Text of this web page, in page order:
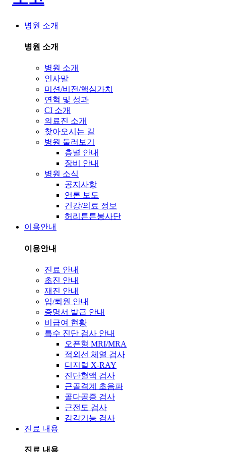
병원 소개
병원 소개
병원 소개
인사말
미션/비전/핵심가치
연혁 및 성과
CI 소개
의료진 소개
찾아오시는 길
병원 둘러보기
층별 안내
장비 안내
병원 소식
공지사항
언론 보도
건강/의료 정보
허리튼튼봉사단
이용안내
이용안내
진료 안내
초진 안내
재진 안내
입/퇴원 안내
증명서 발급 안내
비급여 현황
특수 진단 검사 안내
오픈형 MRI/MRA
적외선 체열 검사
디지털 X-RAY
진단혈액 검사
근골격계 초음파
골다공증 검사
근전도 검사
감각기능 검사
진료 내용
진료 내용